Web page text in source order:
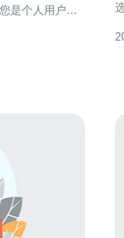
是个人用户还
以确保其稳定